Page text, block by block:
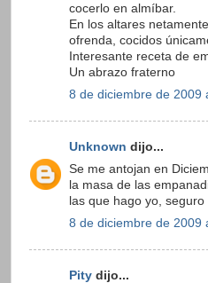
cocerlo en almíbar.
En los altares
ofrenda, cocidos
Interesante receta de
Un abrazo fraterno
8 de diciembre de 2009
Unknown dijo...
Se me antojan en
la masa de las
las que hago yo,
8 de diciembre de 2009
Pity dijo...